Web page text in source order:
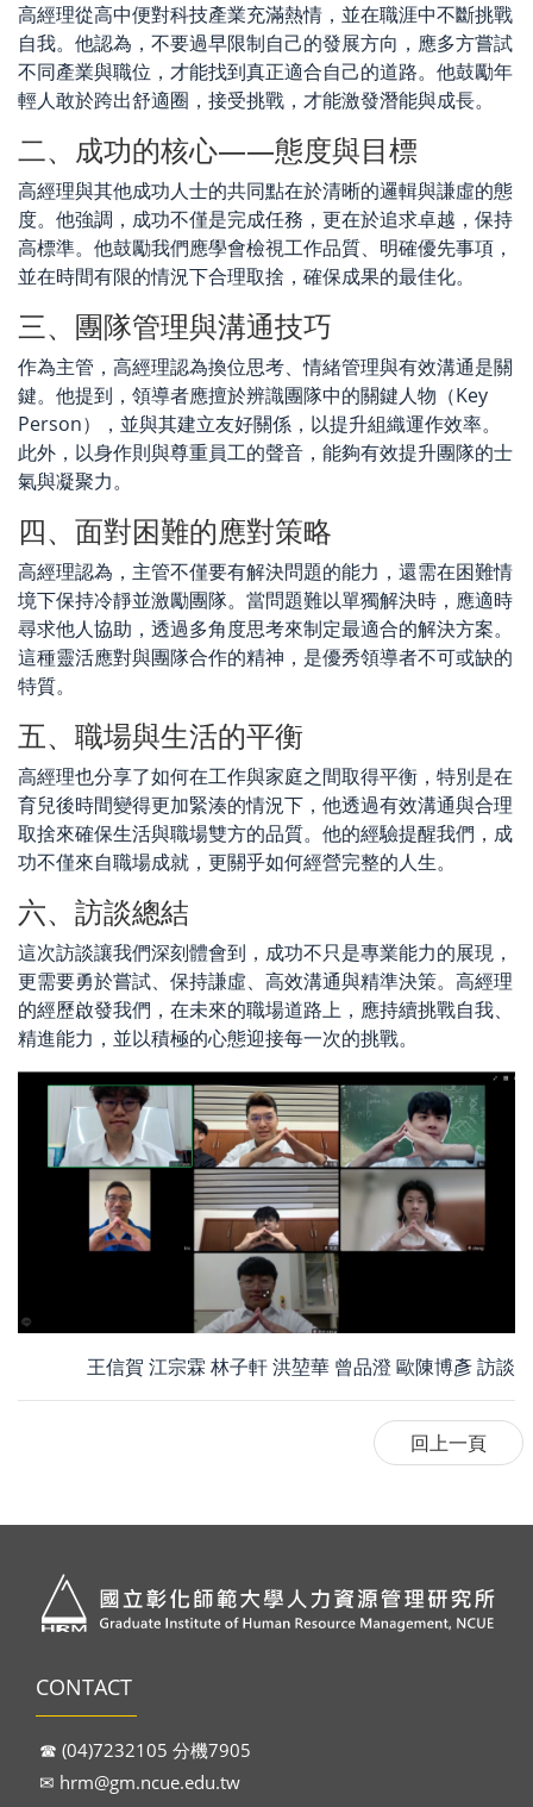
高經理從高中便對科技產業充滿熱情，並在職涯中不斷挑戰
自我。他認為， 不要過早限制自己的發展方向，應多方嘗試
不同產業與職位，才能找到真正適合自己的道路。他鼓勵年
輕人敢於跨出舒適圈，接受挑戰，才能激發潛能與成長。
二、成功的核心——態度與目標
高經理與其他成功人士的共同點在於清晰的邏輯與謙虛的態
度。他強調，成功不僅是完成任務，更在於追求卓越，保持
高標準。他鼓勵我們應學會檢視工作品質、明確優先事項，
並在時間有限的情況下合理取捨，確保成果的最佳化。
三、團隊管理與溝通技巧
作為主管，高經理認為換位思考、情緒管理與有效溝通是關
鍵。他提到，領導者應擅於辨識團隊中的關鍵人物（Key
Person），並與其建立友好關係，以提升組織運作效率。
此外，以身作則與尊重員工的聲音，能夠有效提升團隊的士
氣與凝聚力。
四、面對困難的應對策略
高經理認為，主管不僅要有解決問題的能力，還需在困難情
境下保持冷靜並激勵團隊。當問題難以單獨解決時，應適時
尋求他人協助，透過多角度思考來制定最適合的解決方案。
這種靈活應對與團隊合作的精神，是優秀領導者不可或缺的
特質。
五、職場與生活的平衡
高經理也分享了如何在工作與家庭之間取得平衡，特別是在
育兒後時間變得更加緊湊的情況下，他透過有效溝通與合理
取捨來確保生活與職場雙方的品質。他的經驗提醒我們，成
功不僅來自職場成就，更關乎如何經營完整的人生。
六、訪談總結
這次訪談讓我們深刻體會到，成功不只是專業能力的展現，
更需要勇於嘗試、保持謙虛、高效溝通與精準決策。高經理
的經歷啟發我們，在未來的職場道路上，應持續挑戰自我、
精進能力，並以積極的心態迎接每一次的挑戰。
王信賀 江宗霖 林子軒 洪堃華 曾品澄 歐陳博彥 訪談
CONTACT
☎︎ (04)7232105 分機7905
✉︎ hrm@gm.ncue.edu.tw